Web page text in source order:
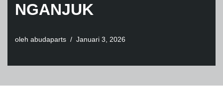
NGANJUK
oleh abudaparts Januari 3, 2026